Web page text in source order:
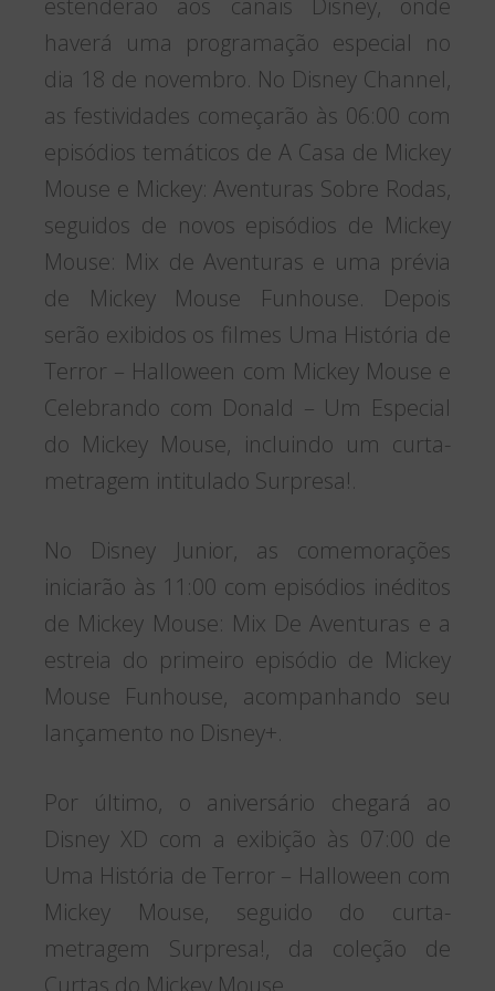
estenderão aos canais Disney, onde
haverá uma programação especial no
dia 18 de novembro. No Disney Channel,
as festividades começarão às 06:00 com
episódios temáticos de A Casa de Mickey
Mouse e Mickey: Aventuras Sobre Rodas,
seguidos de novos episódios de Mickey
Mouse: Mix de Aventuras e uma prévia
de Mickey Mouse Funhouse. Depois
serão exibidos os filmes Uma História de
Terror – Halloween com Mickey Mouse e
Celebrando com Donald – Um Especial
do Mickey Mouse, incluindo um curta-
metragem intitulado Surpresa!.
No Disney Junior, as comemorações
iniciarão às 11:00 com episódios inéditos
de Mickey Mouse: Mix De Aventuras e a
estreia do primeiro episódio de Mickey
Mouse Funhouse, acompanhando seu
lançamento no Disney+.
Por último, o aniversário chegará ao
Disney XD com a exibição às 07:00 de
Uma História de Terror – Halloween com
Mickey Mouse, seguido do curta-
metragem Surpresa!, da coleção de